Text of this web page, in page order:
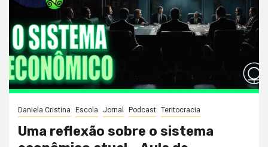
Daniela Cristina Escola Jornal Podcast Teritocracia
Uma reflexão sobre o sistema